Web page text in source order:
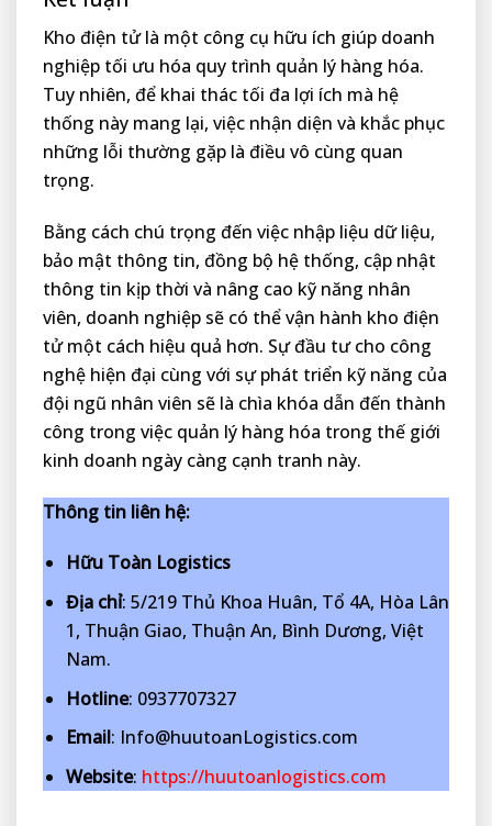
Kho điện tử là một công cụ hữu ích giúp doanh
nghiệp tối ưu hóa quy trình quản lý hàng hóa.
Tuy nhiên, để khai thác tối đa lợi ích mà hệ
thống này mang lại, việc nhận diện và khắc phục
những lỗi thường gặp là điều vô cùng quan
trọng.
Bằng cách chú trọng đến việc nhập liệu dữ liệu,
bảo mật thông tin, đồng bộ hệ thống, cập nhật
thông tin kịp thời và nâng cao kỹ năng nhân
viên, doanh nghiệp sẽ có thể vận hành kho điện
tử một cách hiệu quả hơn. Sự đầu tư cho công
nghệ hiện đại cùng với sự phát triển kỹ năng của
đội ngũ nhân viên sẽ là chìa khóa dẫn đến thành
công trong việc quản lý hàng hóa trong thế giới
kinh doanh ngày càng cạnh tranh này.
Thông tin liên hệ:
Hữu Toàn Logistics
Địa chỉ: 5/219 Thủ Khoa Huân, Tổ 4A, Hòa Lân
1, Thuận Giao, Thuận An, Bình Dương, Việt
Nam.
Hotline: 0937707327
Email: Info@huutoanLogistics.com
Website: https://huutoanlogistics.com